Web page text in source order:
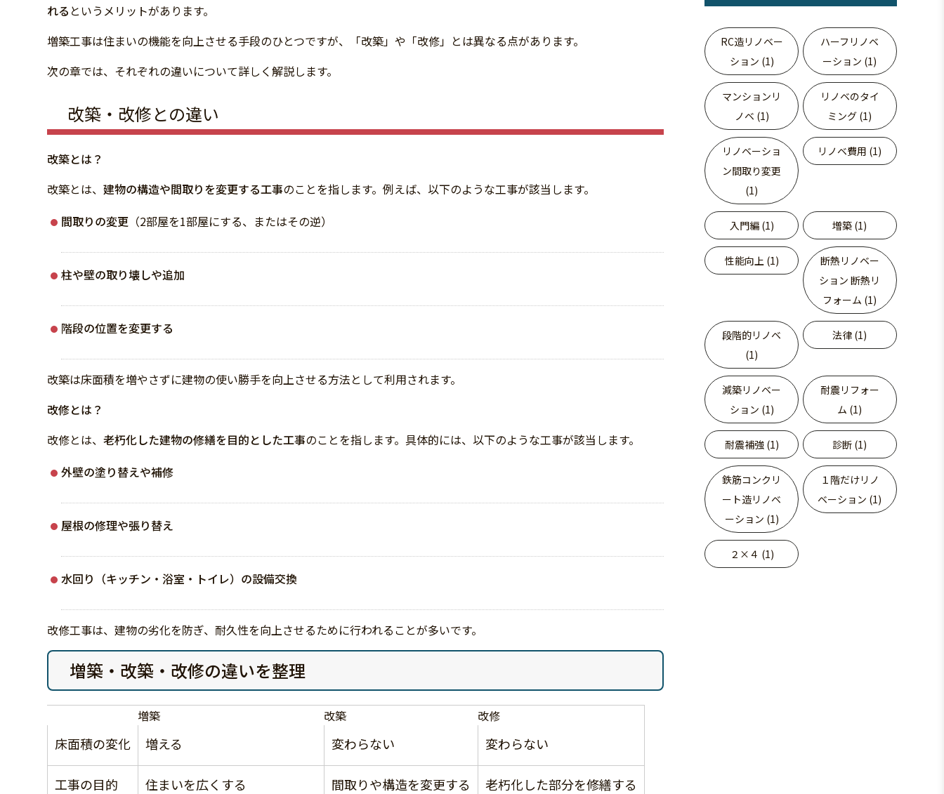
れる というメリットがあります。
増築工事は住まいの機能を向上させる手段のひとつですが、「改築」や「改修」とは異なる点があります。
次の章では、それぞれの違いについて詳しく解説します。
改築・改修との違い
改築とは？
改築とは、建物の構造や間取りを変更する工事のことを指します。例えば、以下のような工事が該当します。
間取りの変更 （2部屋を1部屋にする、またはその逆）
柱や壁の取り壊しや追加
階段の位置を変更する
改築は床面積を増やさずに建物の使い勝手を向上させる方法として利用されます。
改修とは？
改修とは、老朽化した建物の修繕を目的とした工事のことを指します。具体的には、以下のような工事が該当します。
外壁の塗り替えや補修
屋根の修理や張り替え
水回り（キッチン・浴室・トイレ）の設備交換
改修工事は、建物の劣化を防ぎ、耐久性を向上させるために行われることが多いです。
増築・改築・改修の違いを整理
増築 改築 改修
床面積の変化 増える 変わらない 変わらない
工事の目的 住まいを広くする 間取りや構造を変更する 老朽化した部分を修繕する
RC造リノベー
ション (1)
ハーフリノベ
ーション (1)
マンションリ
ノベ (1)
リノベのタイ
ミング (1)
リノベーショ
ン間取り変更
(1)
リノベ費用 (1)
入門編 (1) 増築 (1)
性能向上 (1)
断熱リノベー
ション 断熱リ
フォーム (1)
段階的リノベ
(1)
法律 (1)
減築リノベー
ション (1)
耐震リフォー
ム (1)
耐震補強 (1) 診断 (1)
鉄筋コンクリ
ート造リノベ
ーション (1)
１階だけリノ
ベーション (1)
２×４ (1)